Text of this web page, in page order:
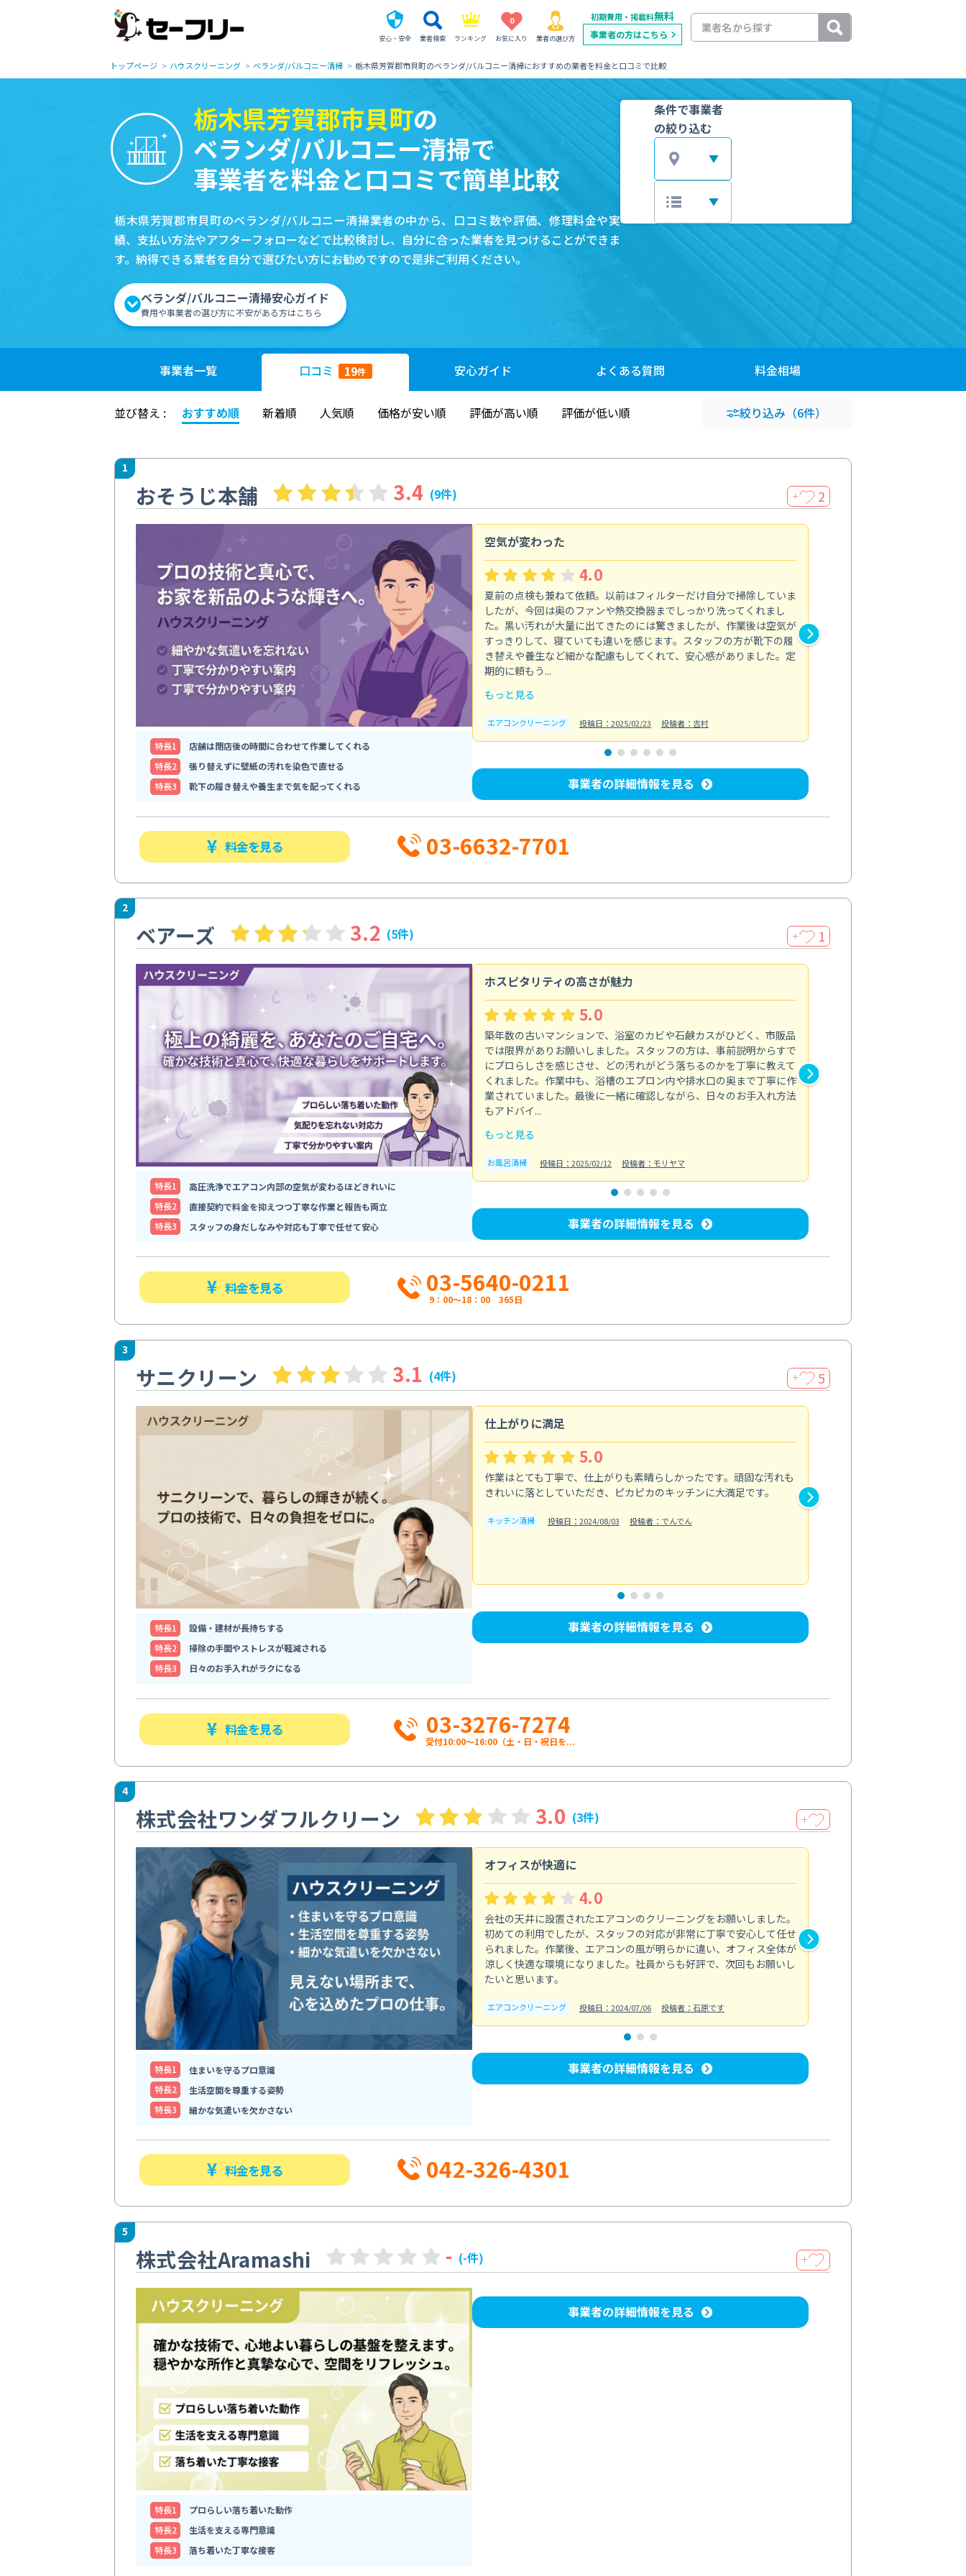
安心・安全 業者検索 ランキング
0
お気に入り 業者の選び方
初期費用・掲載料無料
事業者の方はこちら
トップページ ハウスクリーニング ベランダ/バルコニー清掃 栃木県芳賀郡市貝町のベランダ/バルコニー清掃におすすめの業者を料金と口コミで比較
栃木県芳賀郡市貝町の
ベランダ/バルコニー清掃で
事業者を料金と口コミで簡単比較
栃木県芳賀郡市貝町のベランダ/バルコニー清掃業者の中から、口コミ数や評価、修理料金や実
績、支払い方法やアフターフォローなどで比較検討し、自分に合った業者を見つけることができま
す。納得できる業者を自分で選びたい方にお勧めですので是非ご利用ください。
ベランダ/バルコニー清掃安心ガイド
費用や事業者の選び方に不安がある方はこちら
条件で事業者
の絞り込む
事業者一覧 口コミ 19件 安心ガイド よくある質問 料金相場
並び替え : おすすめ順 新着順 人気順 価格が安い順 評価が高い順 評価が低い順 絞り込み （6件）
1
おそうじ本舗 3.4 (9件) ＋ 2
特⻑1
店舗は閉店後の時間に合わせて作業してくれる
特⻑2
張り替えずに壁紙の汚れを染色で直せる
特⻑3
靴下の履き替えや養生まで気を配ってくれる
空気が変わった
4.0
夏前の点検も兼ねて依頼。以前はフィルターだけ自分で掃除していま
したが、今回は奥のファンや熱交換器までしっかり洗ってくれまし
た。黒い汚れが大量に出てきたのには驚きましたが、作業後は空気が
すっきりして、寝ていても違いを感じます。スタッフの方が靴下の履
き替えや養生など細かな配慮もしてくれて、安心感がありました。定
期的に頼もう...
もっと見る
エアコンクリーニング 投稿日：2025/02/23 投稿者：吉村
事業者の詳細情報を見る
料金を見る 03-6632-7701
2
ベアーズ 3.2 (5件) ＋ 1
特⻑1
高圧洗浄でエアコン内部の空気が変わるほどきれいに
特⻑2
直接契約で料金を抑えつつ丁寧な作業と報告も両立
特⻑3
スタッフの身だしなみや対応も丁寧で任せて安心
ホスピタリティの高さが魅力
5.0
築年数の古いマンションで、浴室のカビや石鹸カスがひどく、市販品
では限界がありお願いしました。スタッフの方は、事前説明からすで
にプロらしさを感じさせ、どの汚れがどう落ちるのかを丁寧に教えて
くれました。作業中も、浴槽のエプロン内や排水口の奥まで丁寧に作
業されていました。最後に一緒に確認しながら、日々のお手入れ方法
もアドバイ...
もっと見る
お風呂清掃 投稿日：2025/02/12 投稿者：モリヤマ
事業者の詳細情報を見る
料金を見る 03-5640-0211
9：00～18：00 365日
3
サニクリーン 3.1 (4件) ＋ 5
特⻑1
設備・建材が長持ちする
特⻑2
掃除の手間やストレスが軽減される
特⻑3
日々のお手入れがラクになる
仕上がりに満足
5.0
作業はとても丁寧で、仕上がりも素晴らしかったです。頑固な汚れも
きれいに落としていただき、ピカピカのキッチンに大満足です。
キッチン清掃 投稿日：2024/08/03 投稿者：でんでん
事業者の詳細情報を見る
料金を見る 03-3276-7274
受付10:00〜16:00（土・日・祝日を...
4
株式会社ワンダフルクリーン 3.0 (3件) ＋
特⻑1
住まいを守るプロ意識
特⻑2
生活空間を尊重する姿勢
特⻑3
細かな気遣いを欠かさない
オフィスが快適に
4.0
会社の天井に設置されたエアコンのクリーニングをお願いしました。
初めての利用でしたが、スタッフの対応が非常に丁寧で安心して任せ
られました。作業後、エアコンの風が明らかに違い、オフィス全体が
涼しく快適な環境になりました。社員からも好評で、次回もお願いし
たいと思います。
エアコンクリーニング 投稿日：2024/07/06 投稿者：石原です
事業者の詳細情報を見る
料金を見る 042-326-4301
5
株式会社Aramashi - (-件) ＋
特⻑1
プロらしい落ち着いた動作
特⻑2
生活を支える専門意識
特⻑3
落ち着いた丁寧な接客
事業者の詳細情報を見る